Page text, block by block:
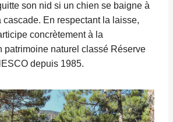
son nid si un chien se baigne à
cascade. En respectant la laisse,
concrètement à la
patrimoine naturel classé Réserve
depuis 1985.